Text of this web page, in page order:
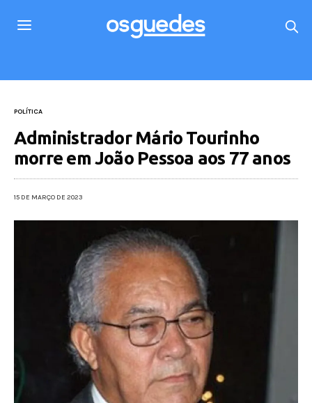
POLÍTICA
Administrador Mário Tourinho
morre em João Pessoa aos 77 anos
15 DE MARÇO DE 2023